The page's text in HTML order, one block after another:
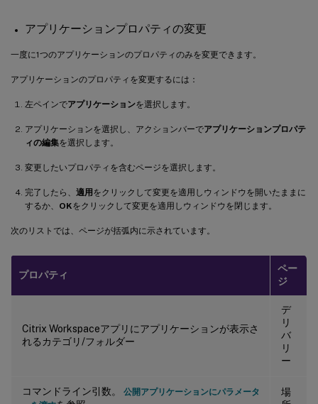
アプリケーションプロパティの変更
一度に1つのアプリケーションのプロパティのみを変更できます。
アプリケーションのプロパティを変更するには：
左ペインでアプリケーションを選択します。
アプリケーションを選択し、アクションバーでアプリケーションプロパテ
ィの編集を選択します。
変更したいプロパティを含むページを選択します。
完了したら、 適用をクリックして変更を適用しウィンドウを開いたままに
するか、 OKをクリックして変更を適用しウィンドウを閉じます。
次のリストでは、ページが括弧内に示されています。
プロパティ
ペー
ジ
Citrix Workspaceアプリにアプリケーションが表示さ
れるカテゴリ/フォルダー
デ
リ
バ
リ
ー
コマンドライン引数。 公開アプリケーションにパラメータ
場